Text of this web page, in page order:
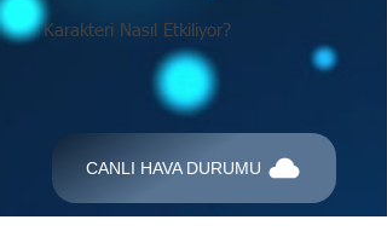
Karakteri Nasıl Etkiliyor?
CANLI HAVA DURUMU